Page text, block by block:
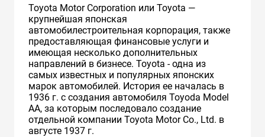
Toyota Motor Corporation или Toyota —
крупнейшая японская
автомобилестроительная корпорация, также
предоставляющая финансовые услуги и
имеющая несколько дополнительных
направлений в бизнесе. Toyota - одна из
самых известных и популярных японских
марок автомобилей. История ее началась в
1936 г. с создания автомобиля Toyoda Model
AA, за которым последовало создание
отдельной компании Toyota Motor Co., Ltd. в
августе 1937 г.